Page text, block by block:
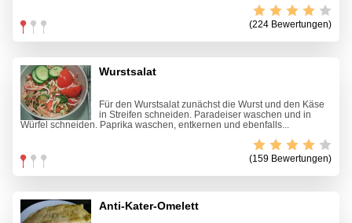
(224 Bewertungen)
Wurstsalat
Für den Wurstsalat zunächst die Wurst und den Käse
in Streifen schneiden. Paradeiser waschen und in
Würfel schneiden. Paprika waschen, entkernen und ebenfalls...
(159 Bewertungen)
Anti-Kater-Omelett